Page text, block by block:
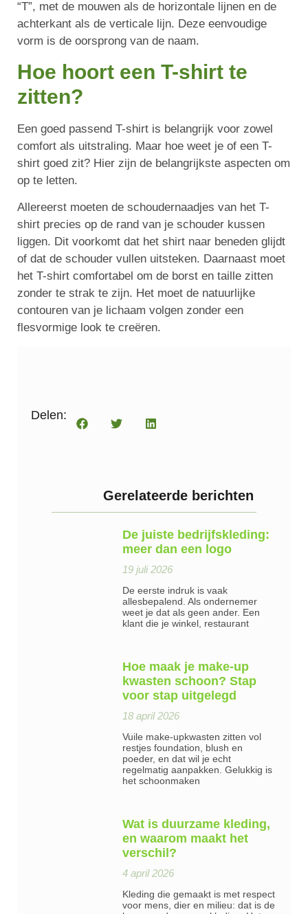
“T”, met de mouwen als de horizontale lijnen en de
achterkant als de verticale lijn. Deze eenvoudige
vorm is de oorsprong van de naam.
Hoe hoort een T-shirt te
zitten?
Een goed passend T-shirt is belangrijk voor zowel
comfort als uitstraling. Maar hoe weet je of een T-
shirt goed zit? Hier zijn de belangrijkste aspecten om
op te letten.
Allereerst moeten de schoudernaadjes van het T-
shirt precies op de rand van je schouder kussen
liggen. Dit voorkomt dat het shirt naar beneden glijdt
of dat de schouder vullen uitsteken. Daarnaast moet
het T-shirt comfortabel om de borst en taille zitten
zonder te strak te zijn. Het moet de natuurlijke
contouren van je lichaam volgen zonder een
flesvormige look te creëren.
Delen:
Gerelateerde berichten
De juiste bedrijfskleding:
meer dan een logo
19 juli 2026
De eerste indruk is vaak
allesbepalend. Als ondernemer
weet je dat als geen ander. Een
klant die je winkel, restaurant
Hoe maak je make-up
kwasten schoon? Stap
voor stap uitgelegd
18 april 2026
Vuile make-upkwasten zitten vol
restjes foundation, blush en
poeder, en dat wil je echt
regelmatig aanpakken. Gelukkig is
het schoonmaken
Wat is duurzame kleding,
en waarom maakt het
verschil?
4 april 2026
Kleding die gemaakt is met respect
voor mens, dier en milieu: dat is de